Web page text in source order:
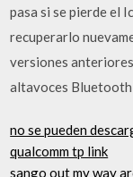
pasa si se pierde el
recuperarlo
versiones
altavoces Bluetooth
no se pueden
qualcomm tp link
sango out my way